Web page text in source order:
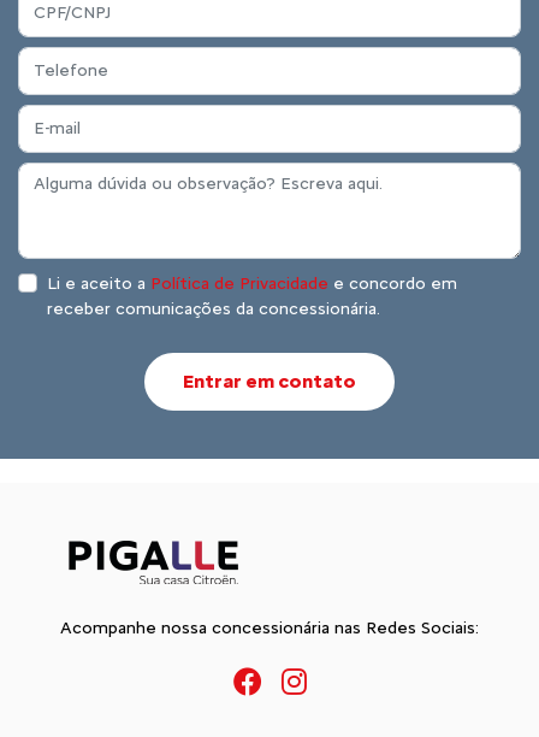
Li e aceito a Política de Privacidade e concordo em
receber comunicações da concessionária.
Entrar em contato
Acompanhe nossa concessionária nas Redes Sociais: